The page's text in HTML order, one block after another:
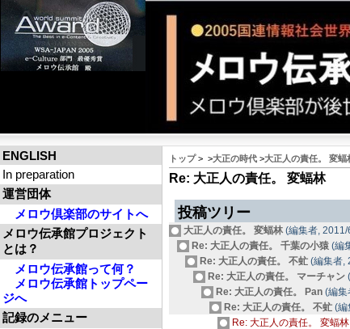
ENGLISH
In preparation
運営団体
メロウ倶楽部のサイトへ
メロウ伝承館プロジェクト
とは？
メロウ伝承館って何？
メロウ伝承館トップペー
ジへ
記録のメニュー
トップ> >大正の時代 >大正人の責任。 変蝠
Re: 大正人の責任。 変蝠林
投稿ツリー
大正人の責任。 変蝠林 (編集者,
Re: 大正人の責任。 千葉の小猿 (編
Re: 大正人の責任。 不虻 (編集者,
Re: 大正人の責任。 マーチャン
Re: 大正人の責任。 Pan (編集
Re: 大正人の責任。 不虻 (編
Re: 大正人の責任。 変蝠